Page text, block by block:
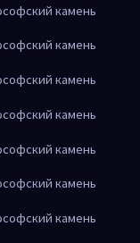
камень
камень
камень
камень
камень
камень
камень